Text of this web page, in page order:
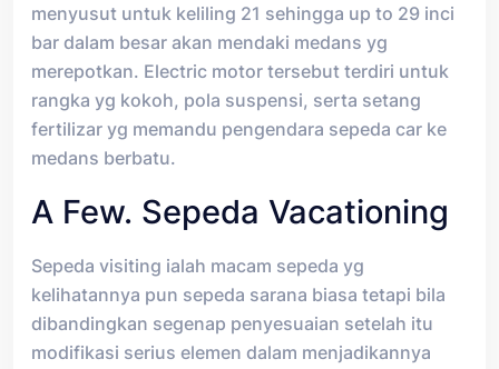
menyusut untuk keliling 21 sehingga up to 29 inci
bar dalam besar akan mendaki medans yg
merepotkan. Electric motor tersebut terdiri untuk
rangka yg kokoh, pola suspensi, serta setang
fertilizar yg memandu pengendara sepeda car ke
medans berbatu.
A Few. Sepeda Vacationing
Sepeda visiting ialah macam sepeda yg
kelihatannya pun sepeda sarana biasa tetapi bila
dibandingkan segenap penyesuaian setelah itu
modifikasi serius elemen dalam menjadikannya